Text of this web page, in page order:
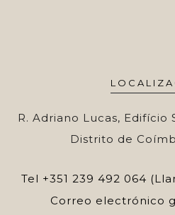
R. Adriano Lucas, Edifício
Distrito de
Tel +351 239 492 064
Correo electrónico